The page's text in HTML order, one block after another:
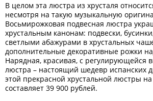
В целом эта люстра из хрусталя
несмотря на такую музыкальную
Восьмирожковая подвесная люстра
хрустальным канонам: подвески,
светлыми абажурами в хрустальных
дополнительные декоративные рожки
Нарядная, красивая, с регулирующейся
люстра – настоящий шедевр испанских
этой прекрасной хрустальной люстры
составляет 39 900 рублей.